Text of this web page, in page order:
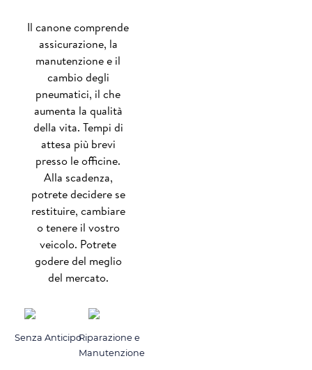
Il canone comprende
assicurazione, la
manutenzione e il
cambio degli
pneumatici, il che
aumenta la qualità
della vita. Tempi di
attesa più brevi
presso le officine.
Alla scadenza,
potrete decidere se
restituire, cambiare
o tenere il vostro
veicolo. Potrete
godere del meglio
del mercato.
Senza AnticipoRiparazione e
Manutenzione